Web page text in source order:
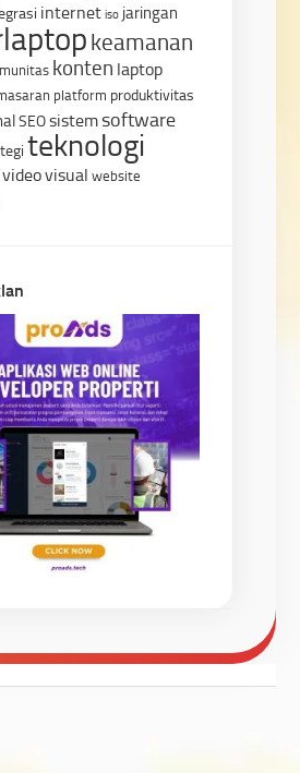
internet iso jaringan
keamanan
konten laptop
platform produktivitas
SEOsistemsoftware
teknologi
videovisual website